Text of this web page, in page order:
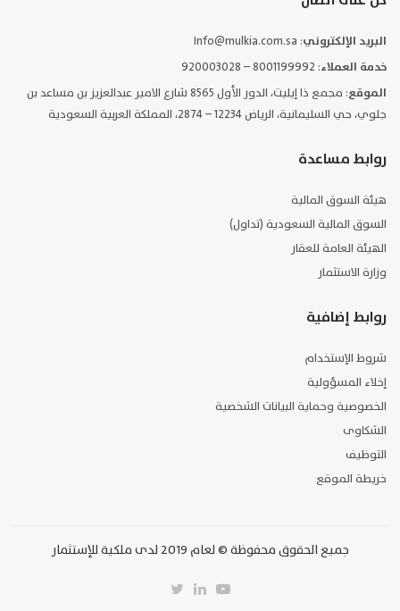
البريد الإلكتروني: Info@mulkia.com.sa
خدمة العملاء: 8001199992 – 920003028
الموقع
: مجمع ذا إيليت، الدور الأول 8565 شارع الامير عبدالعزيز بن مساعد بن
جلوي، حي السليمانية، الرياض 12234 – 2874، المملكة العربية السعودية
روابط مساعدة
هيئة السوق المالية
السوق المالية السعودية (تداول)
الهيئة العامة للعقار
وزارة الاستثمار
روابط إضافية
شروط الإستخدام
إخلاء المسؤولية
الخصوصية وحماية البيانات الشخصية
الشكاوى
التوظيف
خريطة الموقع
جميع الحقوق محفوظة © لعام 2019 لدى ملكية للإستثمار